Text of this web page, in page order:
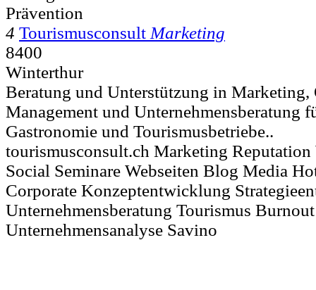
Prävention
4 Tourismusconsult Marketing
8400
Winterthur
Beratung und Unterstützung in
Management und Unternehmensberatung
Gastronomie und Tourismusbetriebe..
tourismusconsult.ch Marketing
Social Seminare Webseiten Blog Media
Corporate Konzeptentwicklung
Unternehmensberatung Tourismus
Unternehmensanalyse Savino